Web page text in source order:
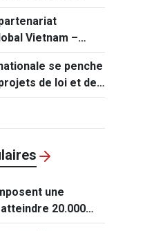
Vietnam –
se penche
de loi et de
une
20.000
de visa